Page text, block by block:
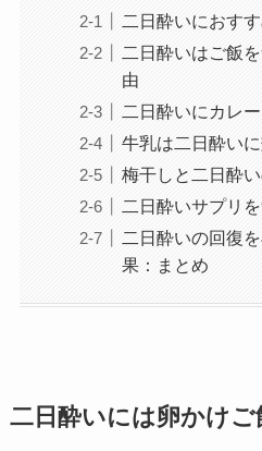
二日酔いにおす
二日酔いはご飯
由
二日酔いにカレ
牛乳は二日酔いに
梅干しと二日酔
二日酔いサプリ
二日酔いの回復
果：まとめ
二日酔いには卵かけご